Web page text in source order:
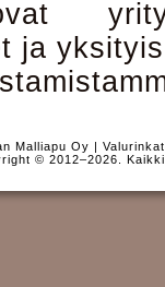
ovat
ja
Malliapu Oy |
© 2012–2026.